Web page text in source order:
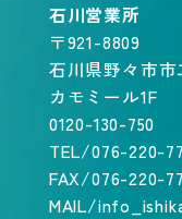
石川営業所
〒921-8809
石川県野々市
カモミール1F
0120-130-750
TEL/076-220-
FAX/076-220-
MAIL/